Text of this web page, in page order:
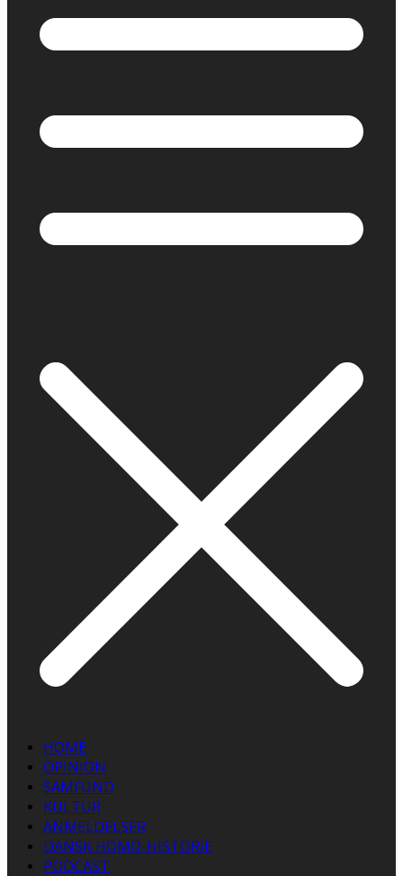
HOME
OPINION
SAMFUND
KULTUR
ANMELDELSER
DANSK HOMO-HISTORIE
PODCAST